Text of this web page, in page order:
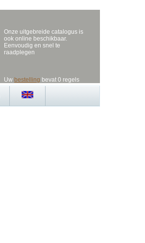
Onze uitgebreide catalogus is
ook online beschikbaar.
Eenvoudig en snel te
raadplegen
Uw bestelling bevat 0 regels